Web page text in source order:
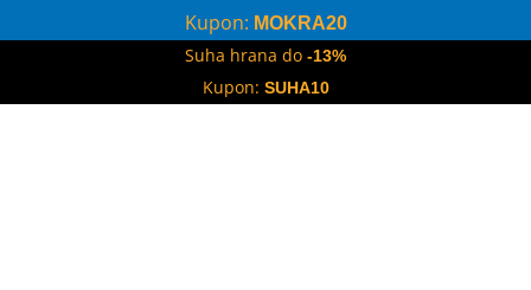
Kupon: MOKRA20
Suha hrana do -13%
Kupon: SUHA10